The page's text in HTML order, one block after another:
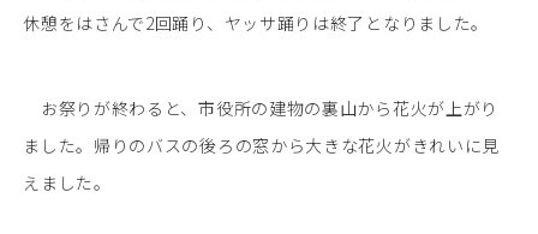
休憩をはさんで2回踊り、ヤッサ踊りは終了となりました。
お祭りが終わると、市役所の建物の裏山から花火が上がり
ました。帰りのバスの後ろの窓から大きな花火がきれいに見
えました。